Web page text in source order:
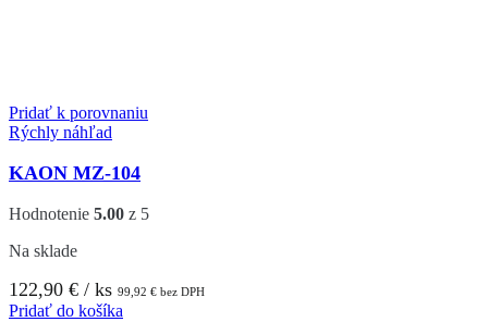
Pridať k porovnaniu
Rýchly náhľad
KAON MZ-104
Hodnotenie 5.00 z 5
Na sklade
122,90 € / ks 99,92 € bez DPH
Pridať do košíka